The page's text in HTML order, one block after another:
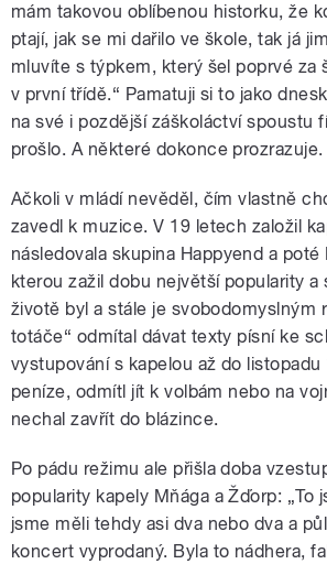
mám takovou oblíbenou historku, že
ptají, jak se mi dařilo ve škole, tak já
mluvíte s týpkem, který šel poprvé za
v první třídě.“ Pamatuji si to jako
na své i pozdější záškoláctví spoustu
prošlo. A některé dokonce prozrazuje.
Ačkoli v mládí nevěděl, čím vlastně
zavedl k muzice. V 19 letech založil
následovala skupina Happyend a
kterou zažil dobu největší popularity a
životě byl a stále je svobodomyslným
totáče“ odmítal dávat texty písní ke
vystupování s kapelou až do listopadu
peníze, odmítl jít k volbám nebo na
nechal zavřít do blázince.
Po pádu režimu ale přišla doba
popularity kapely Mňága a Žďorp: „To
jsme měli tehdy asi dva nebo dva a
koncert vyprodaný. Byla to nádhera,